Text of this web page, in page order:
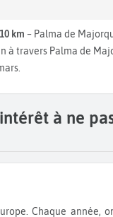
km – Palma de
à travers Palma de
à ne